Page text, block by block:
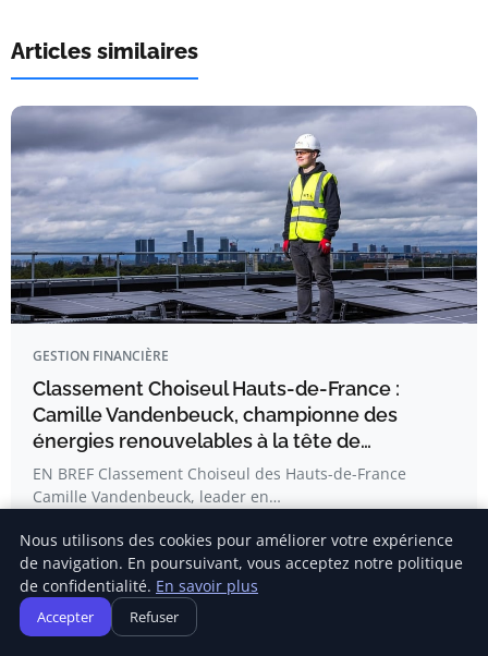
Articles similaires
GESTION FINANCIÈRE
Classement Choiseul Hauts-de-France :
Camille Vandenbeuck, championne des
énergies renouvelables à la tête de…
EN BREF Classement Choiseul des Hauts-de-France
Camille Vandenbeuck, leader en…
Chloé Lemoine
Nous utilisons des cookies pour améliorer votre expérience
de navigation. En poursuivant, vous acceptez notre politique
de confidentialité. En savoir plus
Accepter Refuser